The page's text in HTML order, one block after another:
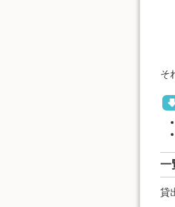
そ
一
貸